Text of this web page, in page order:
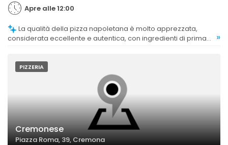
Apre alle 12:00
considerata eccellente e autentica, con ingredienti di prima
»
PIZZERIA
Cremonese
Piazza Roma, 39, Cremona